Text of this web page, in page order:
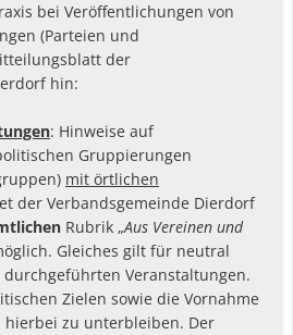
bei Veröffentlichungen von
(Parteien und
der
hin:
: Hinweise auf
Gruppierungen
mit örtlichen
der Verbandsgemeinde Dierdorf
Rubrik „Aus Vereinen und
Gleiches gilt für neutral
Veranstaltungen.
Zielen sowie die Vornahme
hierbei zu unterbleiben. Der